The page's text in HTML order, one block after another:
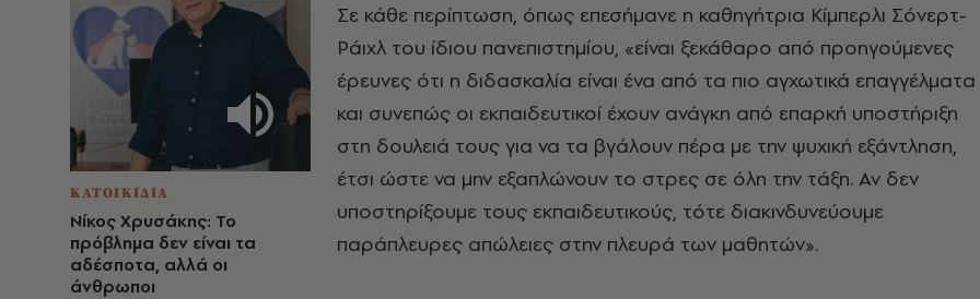
ΚΑΤΟΙΚΙΔΙΑ
Νίκος Χρυσάκης: Το
πρόβλημα δεν είναι τα
αδέσποτα, αλλά οι
άνθρωποι
Σε κάθε περίπτωση, όπως επεσήμανε η καθηγήτρια Κίμπερλι Σόνερτ-
Ράιχλ του ίδιου πανεπιστημίου, «είναι ξεκάθαρο από προηγούμενες
έρευνες ότι η διδασκαλία είναι ένα από τα πιο αγχωτικά επαγγέλματα
και συνεπώς οι εκπαιδευτικοί έχουν ανάγκη από επαρκή υποστήριξη
στη δουλειά τους για να τα βγάλουν πέρα με την ψυχική εξάντληση,
έτσι ώστε να μην εξαπλώνουν το στρες σε όλη την τάξη. Αν δεν
υποστηρίξουμε τους εκπαιδευτικούς, τότε διακινδυνεύουμε
παράπλευρες απώλειες στην πλευρά των μαθητών».